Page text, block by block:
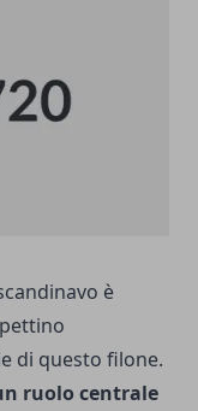
è
di questo filone.
ruolo centrale